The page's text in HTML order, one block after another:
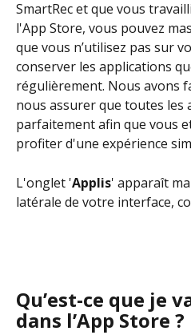
SmartRec et que vous
l'App Store, vous pouvez
que vous n’utilisez pas sur
conserver les applications
régulièrement. Nous avons
nous assurer que toutes les
parfaitement afin que vous
profiter d'une expérience
L'onglet 'Applis' apparaît
latérale de votre interface,
Qu’est-ce que je
dans l’App Store ?